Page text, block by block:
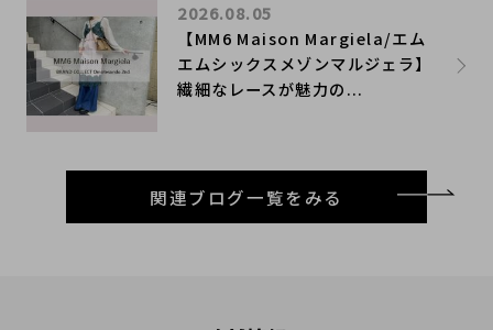
【MM6 Maison Margiela/エム
エムシックスメゾンマルジェラ】
繊細なレースが魅力の...
2026.08.05
関連ブログ一覧をみる